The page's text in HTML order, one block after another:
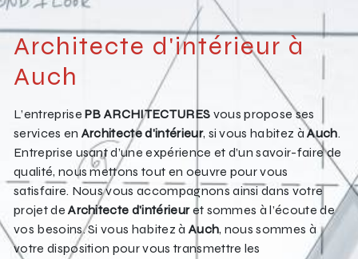
Architecte d'intérieur à
Auch
L’entreprisePB ARCHITECTURES vous propose ses
services en Architecte d'intérieur, si vous habitez àAuch.
Entreprise usant d’une expérience et d’un savoir-faire de
qualité, nous mettons tout en oeuvre pour vous
satisfaire. Nous vous accompagnons ainsi dans votre
projet deArchitecte d'intérieuret sommes à l’écoute de
vos besoins. Si vous habitez à Auch, nous sommes à
votre disposition pour vous transmettre les